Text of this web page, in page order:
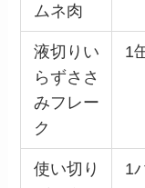
ムネ肉
液切りい
らずささ
みフレー
ク
1
使い切り
1